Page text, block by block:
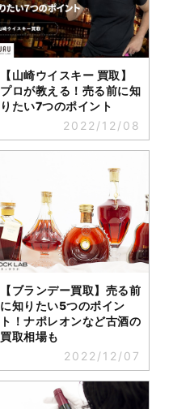
【山崎ウイスキー 買取】
プロが教える！売る前に知
りたい7つのポイント
2022/12/08
【ブランデー買取】売る前
に知りたい5つのポイン
ト！ナポレオンなど古酒の
買取相場も
2022/12/07